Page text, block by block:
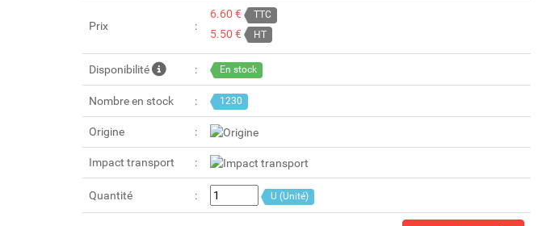
Prix
6.60 € TTC
5.50 € HT
Disponibilité En stock
Nombre en stock 1230
Origine
Impact transport
Quantité U (Unité)